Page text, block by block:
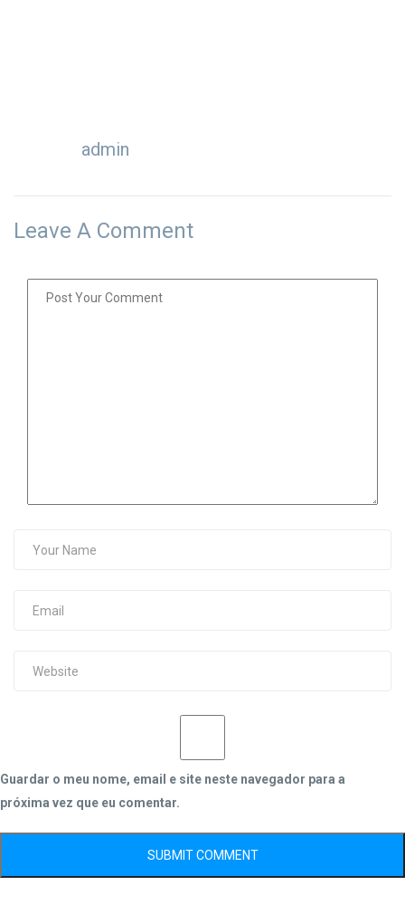
admin
Leave A Comment
Guardar o meu nome, email e site neste navegador para a
próxima vez que eu comentar.